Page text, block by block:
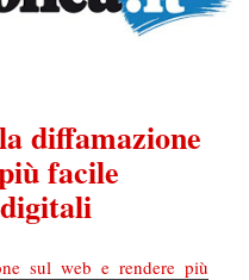
diffamazione
facile
sul web e rendere più